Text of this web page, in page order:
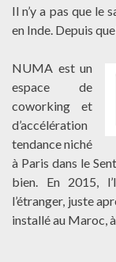
Il n’y a pas que le
en Inde. Depuis
NUMA est un
espace de
coworking et
d’accélération
tendance niché
à Paris dans le
bien. En 2015,
l’étranger, juste
installé au Maroc,